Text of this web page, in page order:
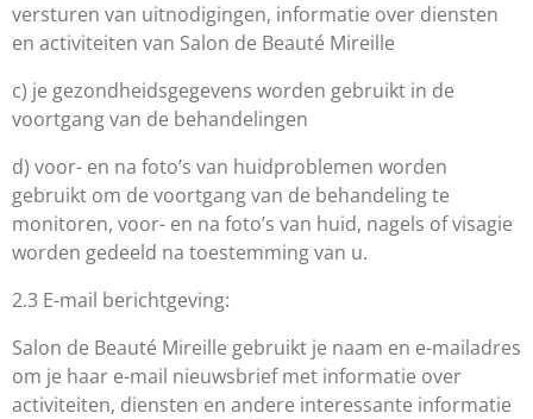
versturen van uitnodigingen, informatie over diensten
en activiteiten van Salon de Beauté Mireille
c) je gezondheidsgegevens worden gebruikt in de
voortgang van de behandelingen
d) voor- en na foto’s van huidproblemen worden
gebruikt om de voortgang van de behandeling te
monitoren, voor- en na foto’s van huid, nagels of visagie
worden gedeeld na toestemming van u.
2.3 E-mail berichtgeving:
Salon de Beauté Mireille gebruikt je naam en e-mailadres
om je haar e-mail nieuwsbrief met informatie over
activiteiten, diensten en andere interessante informatie